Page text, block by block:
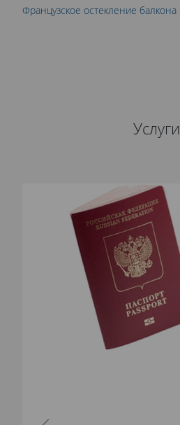
Французское остекление балкона
Услуги